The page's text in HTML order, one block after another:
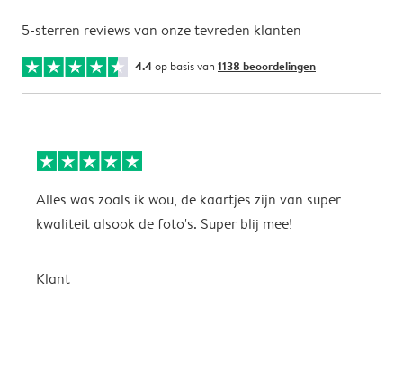
5-sterren reviews van onze tevreden klanten
4.4op basis van 1138 beoordelingen
Alles was zoals ik wou, de kaartjes zijn van super
kwaliteit alsook de foto's. Super blij mee!
Klant